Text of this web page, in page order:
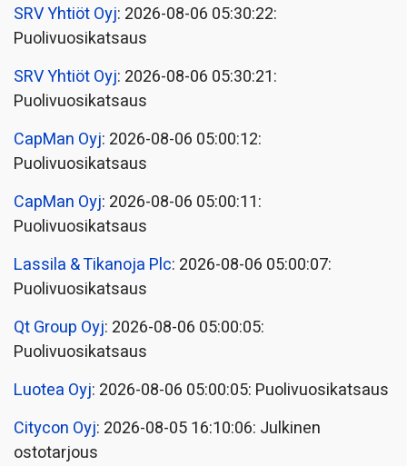
SRV Yhtiöt Oyj: 2026-08-06 05:30:22:
Puolivuosikatsaus
SRV Yhtiöt Oyj: 2026-08-06 05:30:21:
Puolivuosikatsaus
CapMan Oyj: 2026-08-06 05:00:12:
Puolivuosikatsaus
CapMan Oyj: 2026-08-06 05:00:11:
Puolivuosikatsaus
Lassila & Tikanoja Plc: 2026-08-06 05:00:07:
Puolivuosikatsaus
Qt Group Oyj: 2026-08-06 05:00:05:
Puolivuosikatsaus
Luotea Oyj: 2026-08-06 05:00:05: Puolivuosikatsaus
Citycon Oyj: 2026-08-05 16:10:06: Julkinen
ostotarjous